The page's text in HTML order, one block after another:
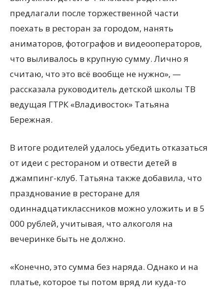
предлагали после торжественной части
поехать в ресторан за городом, нанять
аниматоров, фотографов и видеооператоров,
что выливалось в крупную сумму. Лично я
считаю, что это всё вообще не нужно», —
рассказала руководитель детской школы ТВ
ведущая ГТРК «Владивосток» Татьяна
Бережная.
В итоге родителей удалось убедить отказаться
от идеи с рестораном и отвести детей в
джампинг-клуб. Татьяна также добавила, что
празднование в ресторане для
одиннадцатиклассников можно уложить и в 5
000 рублей, учитывая, что алкоголя на
вечеринке быть не должно.
«Конечно, это сумма без наряда. Однако и на
платье, которое ты потом вряд ли куда-то